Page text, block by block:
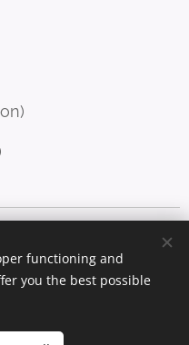
functioning and
you the best possible